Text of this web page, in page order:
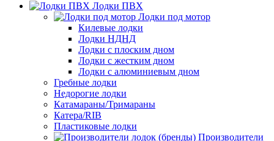
Лодки ПВХ
Лодки под мотор
Килевые лодки
Лодки НДНД
Лодки с плоским дном
Лодки с жестким дном
Лодки с алюминиевым дном
Гребные лодки
Недорогие лодки
Катамараны/Тримараны
Катера/RIB
Пластиковые лодки
Производители